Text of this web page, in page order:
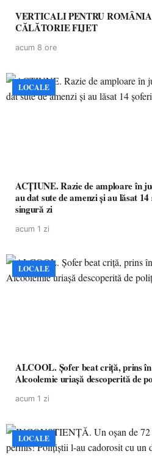
VERTICALI PENTRU
CĂLĂTORIE FIJET
acum 8 ore
LOCALE
ACȚIUNE. Razie de amploare în
au dat sute de amenzi și au lăsat
singură zi
acum 1 zi
LOCALE
ALCOOL. Șofer beat criță, prins
Alcoolemie uriașă descoperită de
acum 1 zi
LOCALE